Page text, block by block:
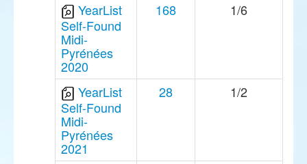
YearList
Self-Found
Midi-
Pyrénées
2020
168 1/6
YearList
Self-Found
Midi-
Pyrénées
2021
28 1/2